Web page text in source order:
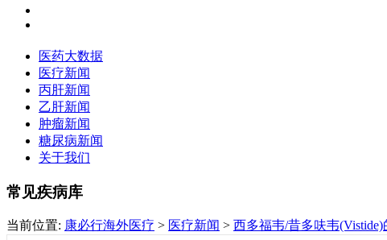
医药大数据
医疗新闻
丙肝新闻
乙肝新闻
肿瘤新闻
糖尿病新闻
关于我们
常见疾病库
当前位置: 康必行海外医疗 > 医疗新闻 > 西多福韦/昔多呋韦